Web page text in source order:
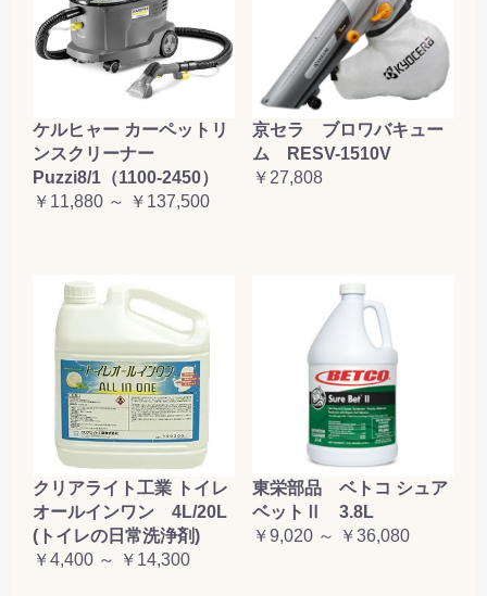
ケルヒャー カーペットリ
ンスクリーナー
Puzzi8/1（1100-2450）
￥11,880 ～ ￥137,500
京セラ ブロワバキュー
ム RESV-1510V
￥27,808
クリアライト工業 トイレ
オールインワン 4L/20L
(トイレの日常洗浄剤)
￥4,400 ～ ￥14,300
東栄部品 ベトコ シュア
ベットⅡ 3.8L
￥9,020 ～ ￥36,080